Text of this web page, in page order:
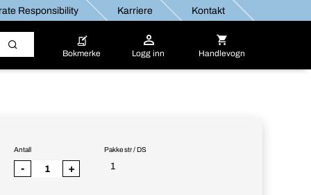
Responsibility Karriere Kontakt
Bokmerke Logg inn Handlevogn
Pakke str / DS
1
Antall
- +